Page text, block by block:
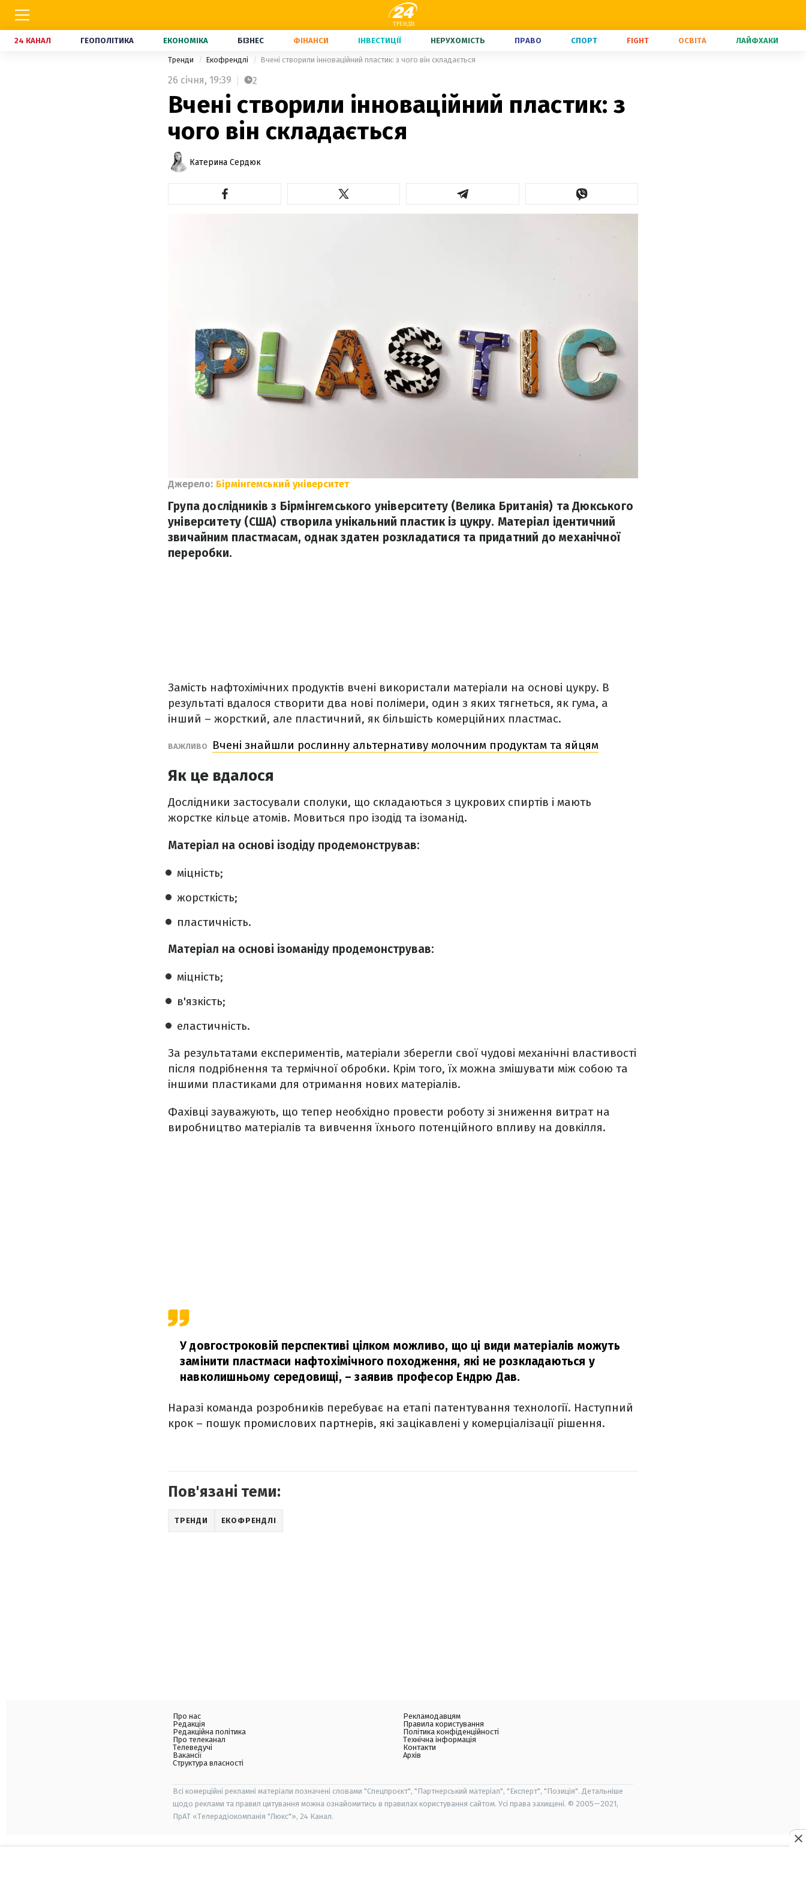
24 КАНАЛ ГЕОПОЛІТИКА ЕКОНОМІКА БІЗНЕС ФІНАНСИ ІНВЕСТИЦІЇ НЕРУХОМІСТЬ ПРАВО СПОРТ FIGHT ОСВІТА ЛАЙФХАКИ
Тренди Екофрендлі Вчені створили інноваційний пластик: з чого він складається
26 січня, 19:39 2
Вчені створили інноваційний пластик: з
чого він складається
Катерина Сердюк
Джерело: Бірмінгемський університет
Група дослідників з Бірмінгемського університету (Велика Британія) та Дюкського
університету (США) створила унікальний пластик із цукру. Матеріал ідентичний
звичайним пластмасам, однак здатен розкладатися та придатний до механічної
переробки.
Замість нафтохімічних продуктів вчені використали матеріали на основі цукру. В
результаті вдалося створити два нові полімери, один з яких тягнеться, як гума, а
інший – жорсткий, але пластичний, як більшість комерційних пластмас.
ВАЖЛИВО Вчені знайшли рослинну альтернативу молочним продуктам та яйцям
Як це вдалося
Дослідники застосували сполуки, що складаються з цукрових спиртів і мають
жорстке кільце атомів. Мовиться про ізодід та ізоманід.
Матеріал на основі ізодіду продемонстрував:
міцність;
жорсткість;
пластичність.
Матеріал на основі ізоманіду продемонстрував:
міцність;
в'язкість;
еластичність.
За результатами експериментів, матеріали зберегли свої чудові механічні властивості
після подрібнення та термічної обробки. Крім того, їх можна змішувати між собою та
іншими пластиками для отримання нових матеріалів.
Фахівці зауважують, що тепер необхідно провести роботу зі зниження витрат на
виробництво матеріалів та вивчення їхнього потенційного впливу на довкілля.
У довгостроковій перспективі цілком можливо, що ці види матеріалів можуть
замінити пластмаси нафтохімічного походження, які не розкладаються у
навколишньому середовищі, – заявив професор Ендрю Дав.
Наразі команда розробників перебуває на етапі патентування технології. Наступний
крок – пошук промислових партнерів, які зацікавлені у комерціалізації рішення.
Пов'язані теми:
ТРЕНДИ ЕКОФРЕНДЛІ
Про нас
Редакція
Редакційна політика
Про телеканал
Телеведучі
Вакансії
Структура власності
Рекламодавцям
Правила користування
Політика конфіденційності
Технічна інформація
Контакти
Архів
Всі комерційні рекламні матеріали позначені словами "Спецпроєкт", "Партнерський матеріал", "Експерт", "Позиція". Детальніше
щодо реклами та правил цитування можна ознайомитись в правилах користування сайтом. Усі права захищені. © 2005—2021,
ПрАТ «Телерадіокомпанія "Люкс"», 24 Канал.